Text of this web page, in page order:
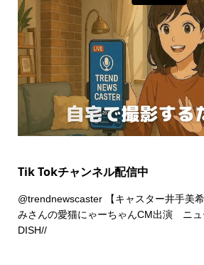
Tik Tokチャンネル配信中
@trendnewscaster【キャスター井手美
みさんの愛猫にゃーちゃんCM出演 ニ
DISH//